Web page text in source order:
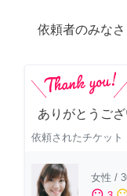
依頼者のみな
ありがとうござ
依頼されたチケット
女性 /